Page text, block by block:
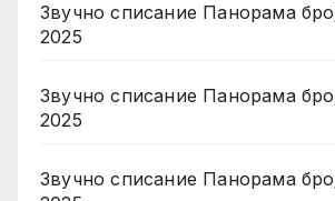
Звучно списание Панорама
2025
Звучно списание Панорама
2025
Звучно списание Панорама